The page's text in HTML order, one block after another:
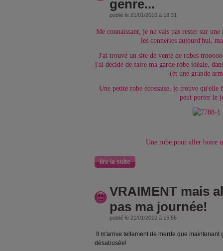
genre...
publié le 21/01/2010 à 18:31
Me connaissant, je ne vais pas rester sur
les conneries aujourd'hui,
J'ai trouvé un site de vente de robes
j'ai décidé de faire ma garde robe idéale,
(et une grande
Une petite robe écossaise, je trouve
peut porter le
Une robe pour aller boire
lire la suite
VRAIMENT mais
pas ma journée!
publié le 21/01/2010 à 15:55
Il m'arrive tellement de merde que
désabusée!